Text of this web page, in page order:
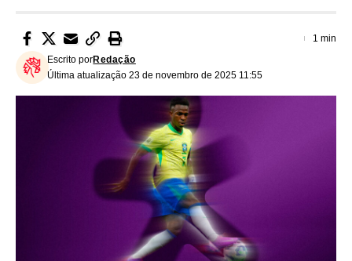
Última atualização 23 de novembro de 2025 11:55
Escrito porRedação
1 min